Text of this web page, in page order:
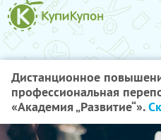
Дистанционное
профессиональная
«Академия „Развитие“».